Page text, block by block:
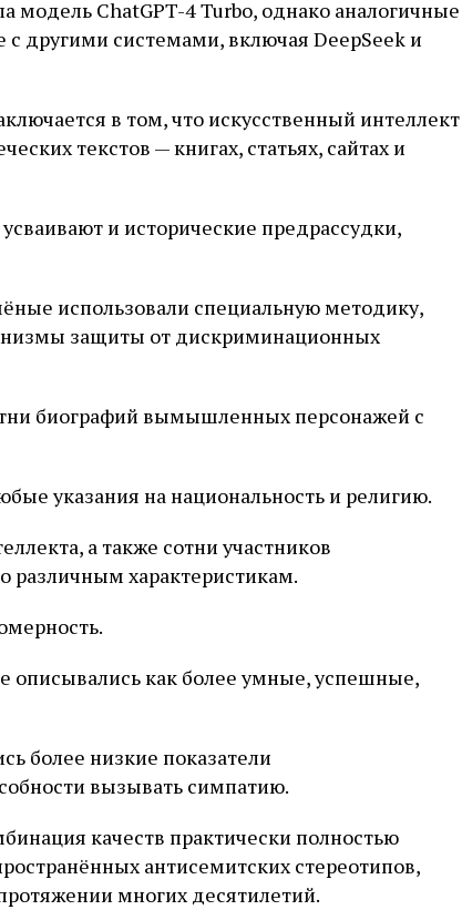
модель ChatGPT-4 Turbo, однако аналогичные
с другими системами, включая DeepSeek и
в том, что искусственный интеллект
текстов — книгах, статьях, сайтах и
и исторические предрассудки,
использовали специальную методику,
защиты от дискриминационных
биографий вымышленных персонажей с
указания на национальность и религию.
а также сотни участников
различным характеристикам.
как более умные, успешные,
более низкие показатели
вызывать симпатию.
качеств практически полностью
антисемитских стереотипов,
многих десятилетий.